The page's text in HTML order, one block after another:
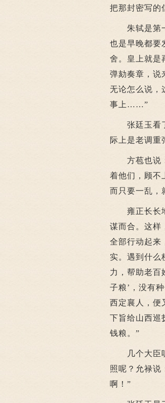
把那封密写的
朱轼是第一
也是早晚都要
舍。皇上就是
弹劾奏章，说
无论怎么说，
事上……”
张廷玉看了
际上是老调重
方苞也说：
着他们，顾不
而只要一乱，
雍正长长地
谋而合。这样
全部行动起来
实。遇到什么
力，帮助老百
子粮’，没有
西定襄人，便
下旨给山西巡
钱粮。”
几个大臣听
照呢？允禄说
啊！”